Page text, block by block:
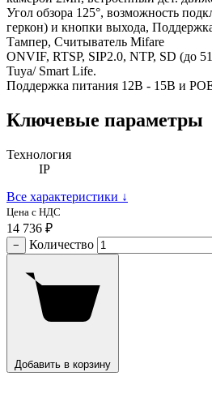
Угол обзора 125°, возможность
геркон) и кнопки выхода,
Тампер, Считыватель Mifare
ONVIF, RTSP, SIP2.0, NTP, SD (до
Tuya/ Smart Life.
Поддержка питания 12В - 15В и
Ключевые параметры
Технология
IP
Все характеристики ↓
Цена с НДС
14 736 ₽
− Количество
Добавить в корзину